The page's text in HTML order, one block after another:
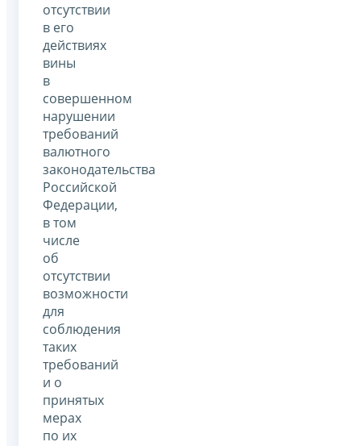
отсутствии
в его
действиях
вины
в
совершенном
нарушении
требований
валютного
законодательства
Российской
Федерации,
в том
числе
об
отсутствии
возможности
для
соблюдения
таких
требований
и о
принятых
мерах
по их